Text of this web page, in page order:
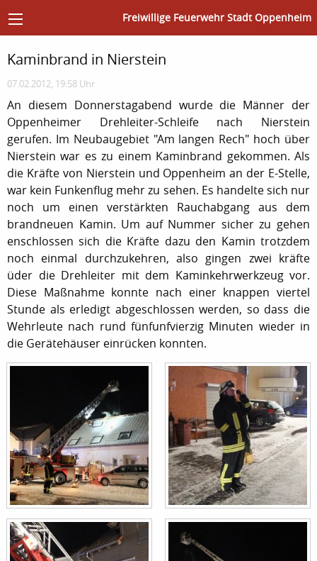
Freiwillige Feuerwehr Stadt Oppenheim
Kaminbrand in Nierstein
07.02.2012, 19:58 Uhr
An diesem Donnerstagabend wurde die Männer der
Oppenheimer Drehleiter-Schleife nach Nierstein
gerufen. Im Neubaugebiet "Am langen Rech" hoch über
Nierstein war es zu einem Kaminbrand gekommen. Als
die Kräfte von Nierstein und Oppenheim an der E-Stelle,
war kein Funkenflug mehr zu sehen. Es handelte sich nur
noch um einen verstärkten Rauchabgang aus dem
brandneuen Kamin. Um auf Nummer sicher zu gehen
enschlossen sich die Kräfte dazu den Kamin trotzdem
noch einmal durchzukehren, also gingen zwei kräfte
üder die Drehleiter mit dem Kaminkehrwerkzeug vor.
Diese Maßnahme konnte nach einer knappen viertel
Stunde als erledigt abgeschlossen werden, so dass die
Wehrleute nach rund fünfunfvierzig Minuten wieder in
die Gerätehäuser einrücken konnten.